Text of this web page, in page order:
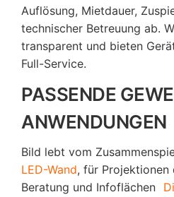
Auflösung, Mietdauer,
technischer Betreuung ab.
transparent und bieten
Full-Service.
PASSENDE
ANWENDUNGEN
Bild lebt vom
LED-Wand, für Projektionen
Beratung und Infoflächen